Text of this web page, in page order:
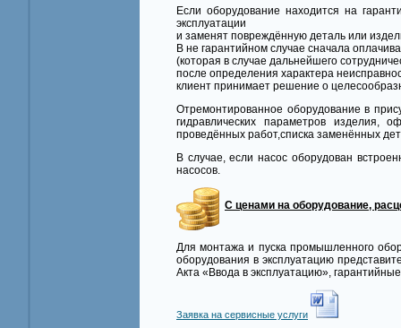
Если оборудование находится на
эксплуатации
и заменят повреждённую деталь или
В не гарантийном случае сначала
(которая в случае дальнейшего
после определения характера
клиент принимает решение о
Отремонтированное оборудование в
гидравлических параметров изделия,
проведённых работ,списка заменённых
В случае, если насос оборудован
насосов.
С ценами на оборудование,
Для монтажа и пуска промышленного
оборудования в эксплуатацию
Акта «Ввода в эксплуатацию»,
Заявка на сервисные услуги